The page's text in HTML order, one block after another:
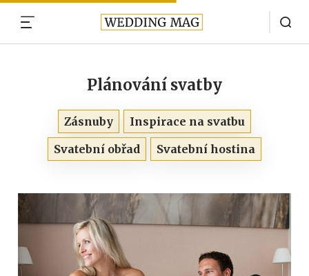
Plánování svatby
Zásnuby
Inspirace na svatbu
Svatební obřad
Svatební hostina